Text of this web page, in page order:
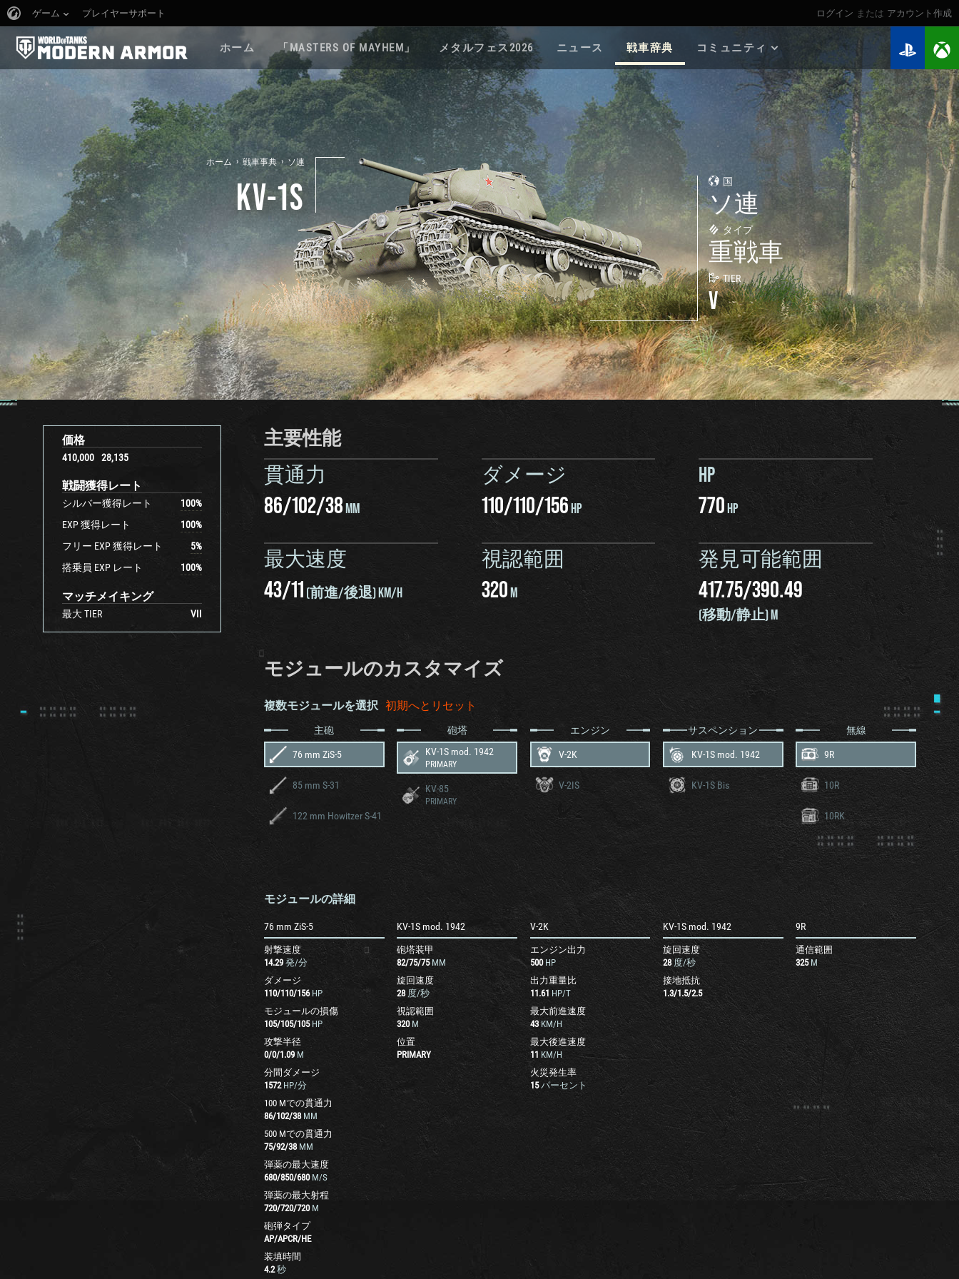
ログイン または アカウント作成
ゲーム プレイヤーサポート
ホーム 「MASTERS OF MAYHEM」 メタルフェス2026 ニュース 戦車辞典 コミュニティ
2026年のロードマップ
ゲームガイド
個人記録 検索
マイ戦績
ウォーチェスト
連隊
連隊ランキング
Twitchドロップ
国
ソ連
タイプ
重戦車
TIER
V
ホーム › 戦車事典 › ソ連
KV-1S
価格
410,000 28,135
戦闘獲得レート
シルバー獲得レート 100%
EXP 獲得レート
100%
フリー EXP 獲得レート
5%
搭乗員 EXP レート
100%
マッチメイキング
最大 TIER VII
主要性能
貫通力
86/102/38MM
ダメージ
110/110/156HP
HP
770HP
最大速度
43/11 (前進/後退) KM/H
視認範囲
320M
発見可能範囲
417.75/390.49
(移動/静止) M
モジュールのカスタマイズ
複数モジュールを選択 初期へとリセット
主砲
76 mm ZiS-5
85 mm S-31
122 mm Howitzer S-41
砲塔
KV-1S mod. 1942
PRIMARY
KV-85
PRIMARY
エンジン
V-2K
V-2IS
サスペンション
KV-1S mod. 1942
KV-1S Bis
無線
9R
10R
10RK
モジュールの詳細
76 mm ZiS-5
射撃速度
14.29 発/分
ダメージ
110/110/156 HP
モジュールの損傷
105/105/105 HP
攻撃半径
0/0/1.09 M
分間ダメージ
1572 HP/分
100 Mでの貫通力
86/102/38 MM
500 Mでの貫通力
75/92/38 MM
弾薬の最大速度
680/850/680 M/S
弾薬の最大射程
720/720/720 M
砲弾タイプ
AP/APCR/HE
装填時間
4.2 秒
KV-1S mod. 1942
砲塔装甲
82/75/75 MM
旋回速度
28 度/秒
視認範囲
320 M
位置
PRIMARY
V-2K
エンジン出力
500 HP
出力重量比
11.61 HP/T
最大前進速度
43 KM/H
最大後進速度
11 KM/H
火災発生率
15 パーセント
KV-1S mod. 1942
旋回速度
28 度/秒
接地抵抗
1.3/1.5/2.5
9R
通信範囲
325 M